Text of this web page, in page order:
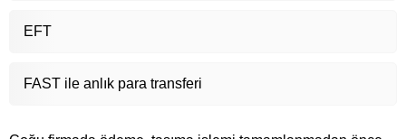
EFT
FAST ile anlık para transferi